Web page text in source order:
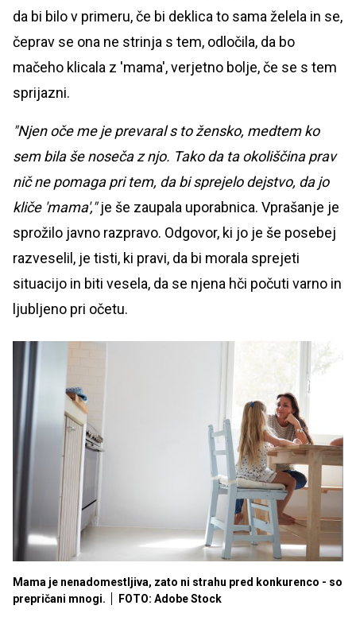
da bi bilo v primeru, če bi deklica to sama želela in se,
čeprav se ona ne strinja s tem, odločila, da bo
mačeho klicala z 'mama', verjetno bolje, če se s tem
sprijazni.
"Njen oče me je prevaral s to žensko, medtem ko
sem bila še noseča z njo. Tako da ta okoliščina prav
nič ne pomaga pri tem, da bi sprejelo dejstvo, da jo
kliče 'mama',"je še zaupala uporabnica. Vprašanje je
sprožilo javno razpravo. Odgovor, ki jo je še posebej
razveselil, je tisti, ki pravi, da bi morala sprejeti
situacijo in biti vesela, da se njena hči počuti varno in
ljubljeno pri očetu.
Mama je nenadomestljiva, zato ni strahu pred konkurenco - so
prepričani mnogi.
FOTO: Adobe Stock